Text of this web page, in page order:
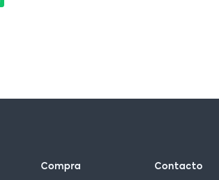
Compra Contacto